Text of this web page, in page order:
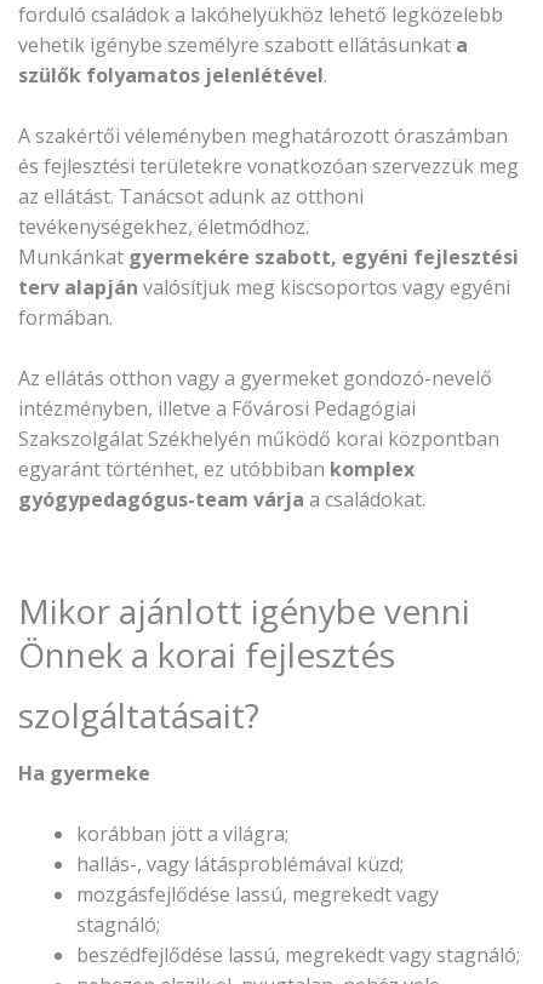
forduló családok a lakóhelyükhöz lehető legközelebb
vehetik igénybe személyre szabott ellátásunkat a
szülők folyamatos jelenlétével.
A szakértői véleményben meghatározott óraszámban
és fejlesztési területekre vonatkozóan szervezzük meg
az ellátást. Tanácsot adunk az otthoni
tevékenységekhez, életmódhoz.
Munkánkat gyermekére szabott, egyéni fejlesztési
terv alapján valósítjuk meg kiscsoportos vagy egyéni
formában.
Az ellátás otthon vagy a gyermeket gondozó-nevelő
intézményben, illetve a Fővárosi Pedagógiai
Szakszolgálat Székhelyén működő korai központban
egyaránt történhet, ez utóbbiban komplex
gyógypedagógus-team várja a családokat.
Mikor ajánlott igénybe venni
Önnek a korai fejlesztés
szolgáltatásait?
Ha gyermeke
korábban jött a világra;
hallás-, vagy látásproblémával küzd;
mozgásfejlődése lassú, megrekedt vagy
stagnáló;
beszédfejlődése lassú, megrekedt vagy stagnáló;